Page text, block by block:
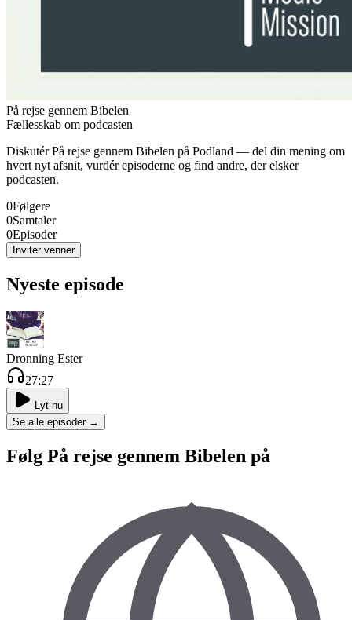
På rejse gennem Bibelen
Fællesskab om podcasten
DiskutérPå rejse gennem Bibelen på Podland — del din mening om
hvert nyt afsnit, vurdér episoderne og find andre, der elsker
podcasten.
0Følgere
0Samtaler
0Episoder
Inviter venner
Nyeste episode
Dronning Ester
27:27
Lyt nu
Se alle episoder →
Følg På rejse gennem Bibelen på